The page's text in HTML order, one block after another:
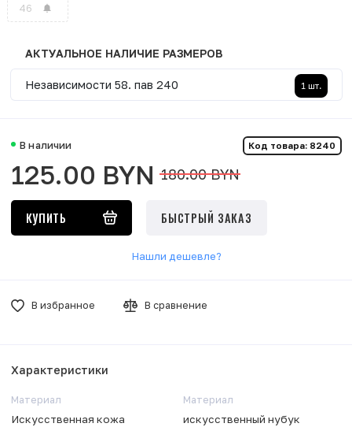
В наличии Код товара: 8240
125.00 BYN 180.00BYN
КУПИТЬ БЫСТРЫЙ ЗАКАЗ
Нашли дешевле?
В избранное В сравнение
46
АКТУАЛЬНОЕ НАЛИЧИЕ РАЗМЕРОВ
Независимости 58. пав 240 1шт.
Характеристики
Материал
Искусственная кожа
Материал
искусственный нубук